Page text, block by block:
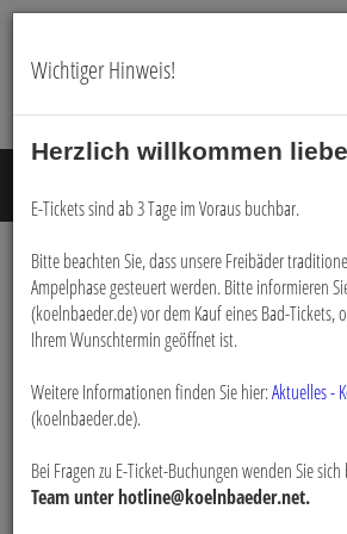
Buchen
Wichtiger Hinweis!
Herzlich willkommen
E-Tickets sind ab 3 Tage im Voraus buchbar.
Bitte beachten Sie, dass unsere Freibäder
Ampelphase gesteuert werden. Bitte informieren
(koelnbaeder.de) vor dem Kauf eines Bad-Tickets,
Ihrem Wunschtermin geöffnet ist.
Weitere Informationen finden Sie hier:Aktuelles -
(koelnbaeder.de).
Bei Fragen zu E-Ticket-Buchungen wenden Sie
Team unter hotline@koelnbaeder.net.